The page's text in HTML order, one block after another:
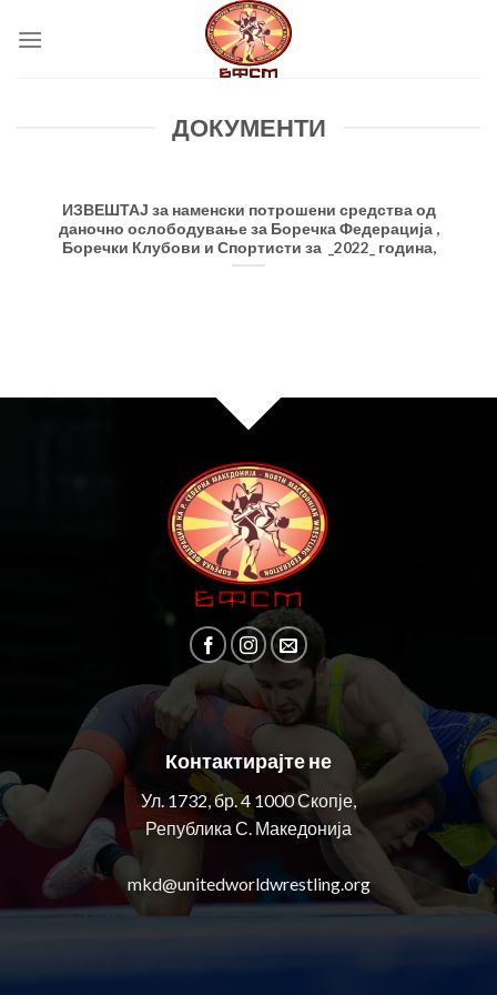
ДОКУМЕНТИ
ИЗВЕШТАЈ за наменски потрошени средства од
даночно ослободување за Боречка Федерација ,
Боречки Клубови и Спортисти за _2022_ година,
Контактирајте не
Ул. 1732, бр. 4 1000 Скопје,
Република С. Македонија
mkd@unitedworldwrestling.org